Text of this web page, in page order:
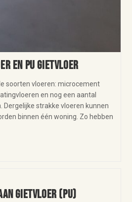
en PU gietvloer
soorten vloeren: microcement
en nog een aantal
Dergelijke strakke vloeren kunnen
binnen één woning. Zo hebben
Gietvloer (PU)